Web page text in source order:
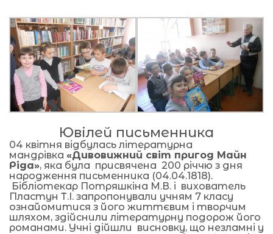
Ювілей письменника
04 квітня відбулась літературна
мандрівка «Дивовижний світ пригод Майн
Ріда», яка була присвячена 200 річчю з дня
народження письменника (04.04.1818).
Бібліотекар Потряшкіна М.В. і вихователь
Пластун Т.І. запропонували учням 7 класу
ознайомитися з його життєвим і творчим
шляхом, здійснили літературну подорож його
романами. Учні дійшли висновку, що незламні у